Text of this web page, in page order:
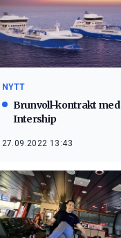
NYTT
Brunvoll-kontrakt med
Intership
27.09.2022 13:43